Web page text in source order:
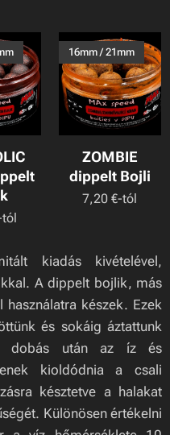
ZOMBIE
dippelt Bojli
16mm / 21mm
7,20 €-tól
kiadás kivételével,
A dippelt bojlik, más
készek. Ezek
és sokáig áztattunk
dobás után az íz és
kioldódnia a csali
késztetve a halakat
Különösen értékelni